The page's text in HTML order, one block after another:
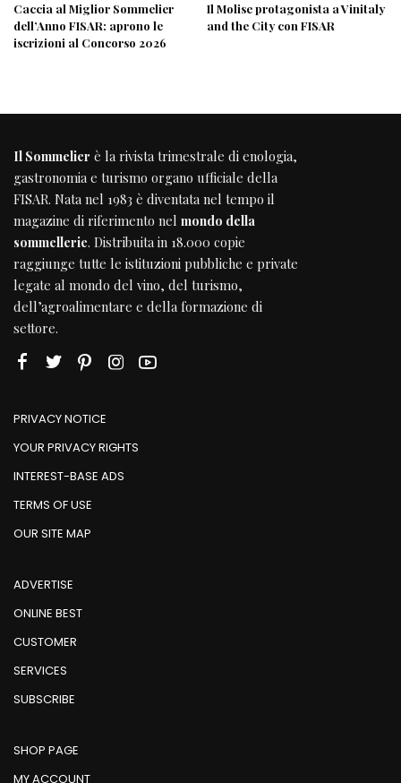
Caccia al Miglior Sommelier
dell’Anno FISAR: aprono le
iscrizioni al Concorso 2026
Il Molise protagonista a Vinitaly
and the City con FISAR
Il Sommelier è la rivista trimestrale di enologia,
gastronomia e turismo organo ufficiale della
FISAR. Nata nel 1983 è diventata nel tempo il
magazine di riferimento nel mondo della
sommellerie. Distribuita in 18.000 copie
raggiunge tutte le istituzioni pubbliche e private
legate al mondo del vino, del turismo,
dell’agroalimentare e della formazione di
settore.
PRIVACY NOTICE
YOUR PRIVACY RIGHTS
INTEREST-BASE ADS
TERMS OF USE
OUR SITE MAP
ADVERTISE
ONLINE BEST
CUSTOMER
SERVICES
SUBSCRIBE
SHOP PAGE
MY ACCOUNT